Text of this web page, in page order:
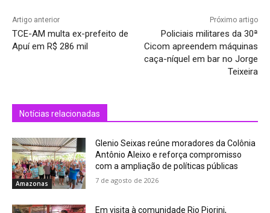
Artigo anterior
TCE-AM multa ex-prefeito de
Apuí em R$ 286 mil
Próximo artigo
Policiais militares da 30ª
Cicom apreendem máquinas
caça-níquel em bar no Jorge
Teixeira
Notícias relacionadas
Amazonas
Glenio Seixas reúne moradores da Colônia
Antônio Aleixo e reforça compromisso
com a ampliação de políticas públicas
7 de agosto de 2026
Em visita à comunidade Rio Piorini,